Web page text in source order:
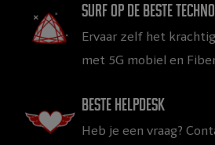
Surf op de beste
Ervaar zelf het
met 5G mobiel en
Beste helpdesk
Heb je een vraag?